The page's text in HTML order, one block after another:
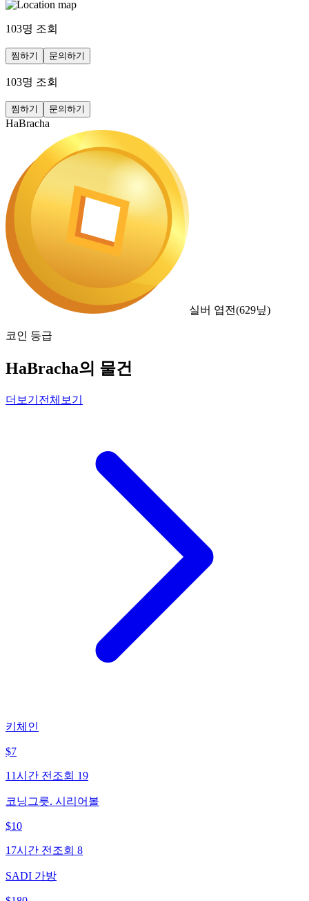
103명 조회
찜하기 문의하기
103명 조회
찜하기 문의하기
HaBracha
실버 엽전(629닢)
코인 등급
HaBracha의 물건
더보기 전체보기
키체인
$7
11시간 전 조회 19
코닝그릇. 시리어볼
$10
17시간 전 조회 8
SADI 가방